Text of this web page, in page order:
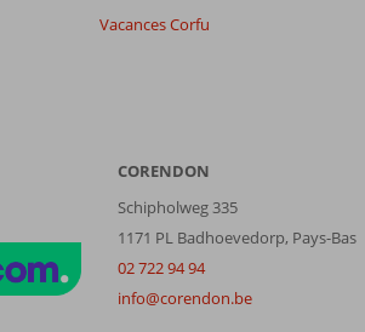
Vacances Corfu
CORENDON
Schipholweg 335
1171 PL Badhoevedorp, Pays-Bas
02 722 94 94
info@corendon.be